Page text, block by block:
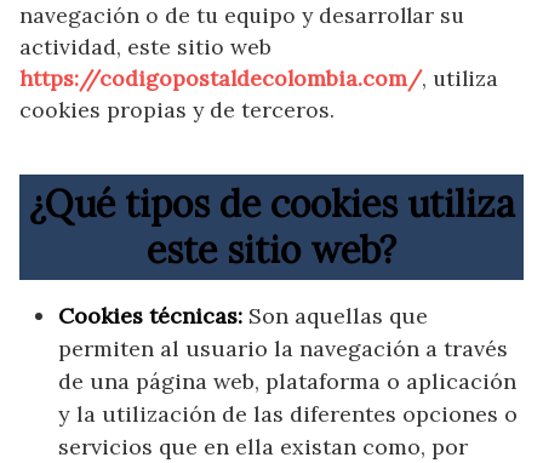
navegación o de tu equipo y desarrollar su
actividad, este sitio web
https://codigopostaldecolombia.com/, utiliza
cookies propias y de terceros.
¿Qué tipos de cookies utiliza
este sitio web?
Cookies técnicas: Son aquellas que
permiten al usuario la navegación a través
de una página web, plataforma o aplicación
y la utilización de las diferentes opciones o
servicios que en ella existan como, por